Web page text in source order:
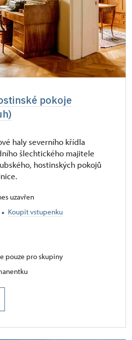
pokoje
haly severního křídla
šlechtického majitele
hostinských pokojů
uzavřen
Koupit vstupenku
pouze pro skupiny